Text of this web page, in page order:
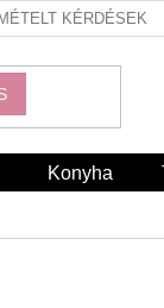
KÉRDÉSEK
Konyha